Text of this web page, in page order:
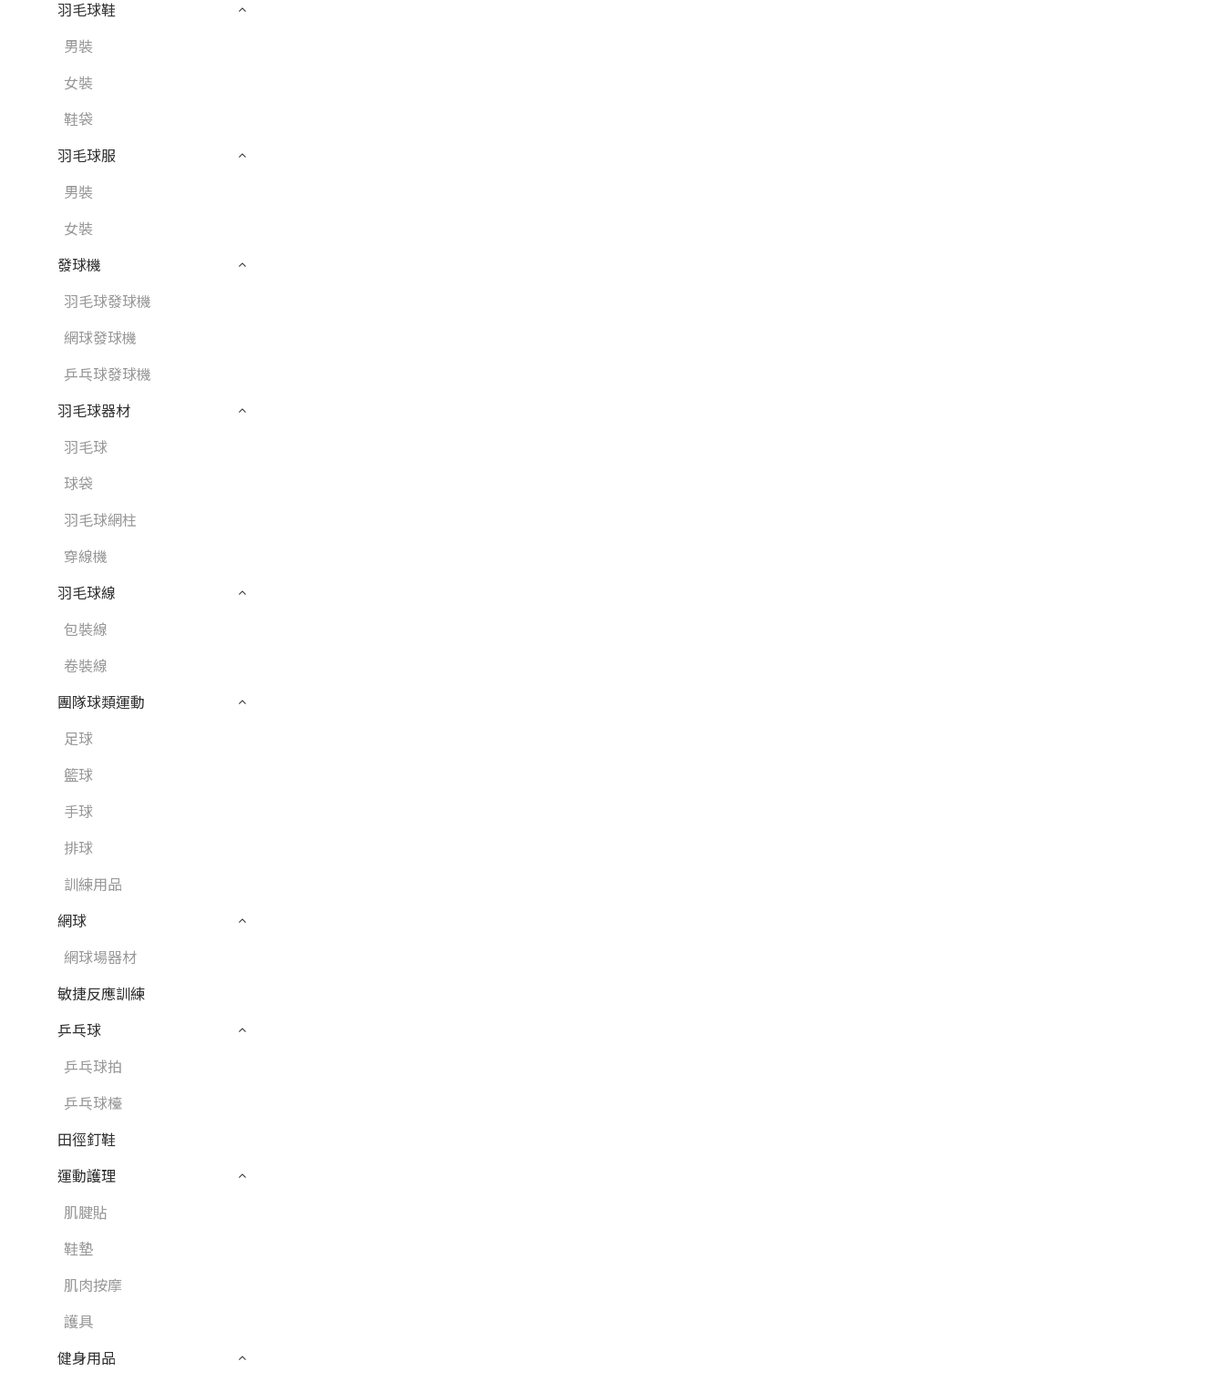
羽毛球鞋
男裝
女裝
鞋袋
羽毛球服
男裝
女裝
發球機
羽毛球發球機
網球發球機
乒乓球發球機
羽毛球器材
羽毛球
球袋
羽毛球網柱
穿線機
羽毛球線
包裝線
卷裝線
團隊球類運動
足球
籃球
手球
排球
訓練用品
網球
網球場器材
敏捷反應訓練
乒乓球
乒乓球拍
乒乓球檯
田徑釘鞋
運動護理
肌腱貼
鞋墊
肌肉按摩
護具
健身用品